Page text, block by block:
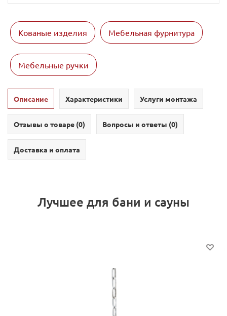
Кованые изделия Мебельная фурнитура
Мебельные ручки
Описание Характеристики Услуги монтажа
Отзывы о товаре (0) Вопросы и ответы (0)
Доставка и оплата
Лучшее для бани и сауны